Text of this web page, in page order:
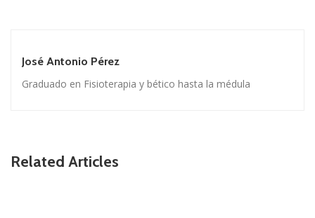
José Antonio Pérez
Graduado en Fisioterapia y bético hasta la médula
Related Articles